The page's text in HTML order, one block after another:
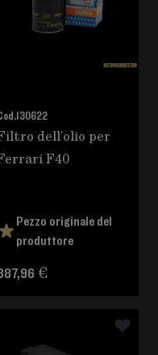
130622
dell'olio per
F40
Pezzo originale del
produttore
€